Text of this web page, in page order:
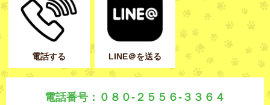
電話する LINE＠を送る
電話番号：０８０-２５５６-３３６４